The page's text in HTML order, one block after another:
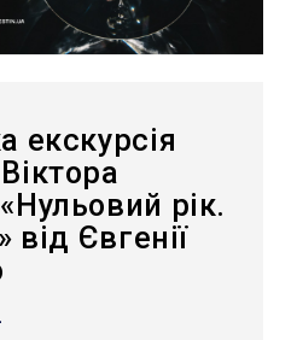
екскурсія
рік.
від Євгенії